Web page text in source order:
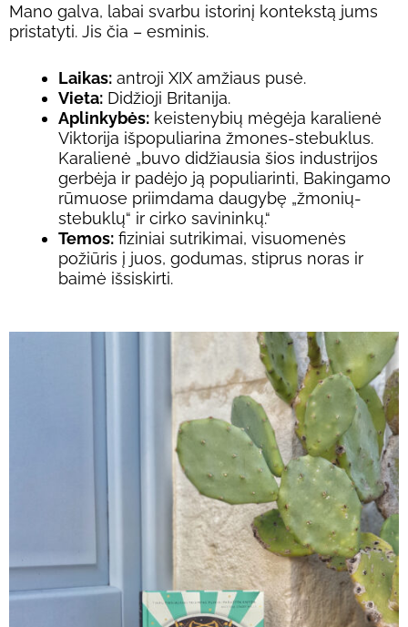
Mano galva, labai svarbu istorinį kontekstą jums
pristatyti. Jis čia – esminis.
Laikas: antroji XIX amžiaus pusė.
Vieta: Didžioji Britanija.
Aplinkybės: keistenybių mėgėja karalienė
Viktorija išpopuliarina žmones-stebuklus.
Karalienė „buvo didžiausia šios industrijos
gerbėja ir padėjo ją populiarinti, Bakingamo
rūmuose priimdama daugybę „žmonių-
stebuklų“ ir cirko savininkų.“
Temos: fiziniai sutrikimai, visuomenės
požiūris į juos, godumas, stiprus noras ir
baimė išsiskirti.